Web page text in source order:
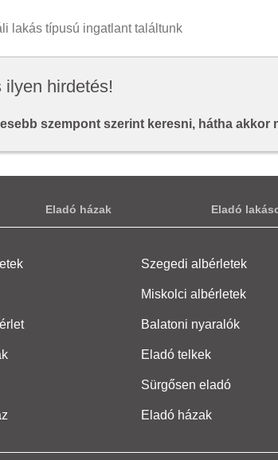
lakás típusú ingatlant találtunk
hirdetés!
szempont szerint keresni, hátha akkor
Eladó házak Eladó
Szegedi albérletek
Miskolci albérletek
Balatoni nyaralók
Eladó telkek
Sürgősen eladó
Eladó házak